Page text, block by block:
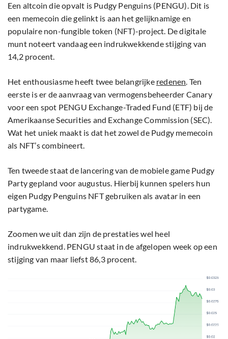
Een altcoin die opvalt is Pudgy Penguins (PENGU). Dit is
een memecoin die gelinkt is aan het gelijknamige en
populaire non-fungible token (NFT)-project. De digitale
munt noteert vandaag een indrukwekkende stijging van
14,2 procent.
Het enthousiasme heeft twee belangrijke redenen. Ten
eerste is er de aanvraag van vermogensbeheerder Canary
voor een spot PENGU Exchange-Traded Fund (ETF) bij de
Amerikaanse Securities and Exchange Commission (SEC).
Wat het uniek maakt is dat het zowel de Pudgy memecoin
als NFT’s combineert.
Ten tweede staat de lancering van de mobiele game Pudgy
Party gepland voor augustus. Hierbij kunnen spelers hun
eigen Pudgy Penguins NFT gebruiken als avatar in een
partygame.
Zoomen we uit dan zijn de prestaties wel heel
indrukwekkend. PENGU staat in de afgelopen week op een
stijging van maar liefst 86,3 procent.